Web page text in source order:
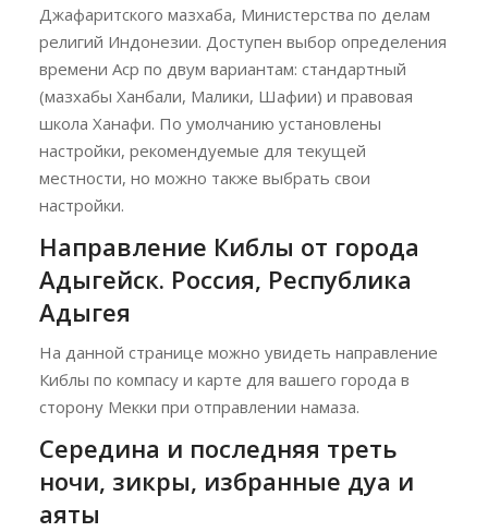
Джафаритского мазхаба, Министерства по делам
религий Индонезии. Доступен выбор определения
времени Аср по двум вариантам: стандартный
(мазхабы Ханбали, Малики, Шафии) и правовая
школа Ханафи. По умолчанию установлены
настройки, рекомендуемые для текущей
местности, но можно также выбрать свои
настройки.
Направление Киблы от города
Адыгейск. Россия, Республика
Адыгея
На данной странице можно увидеть направление
Киблы по компасу и карте для вашего города в
сторону Мекки при отправлении намаза.
Середина и последняя треть
ночи, зикры, избранные дуа и
аяты